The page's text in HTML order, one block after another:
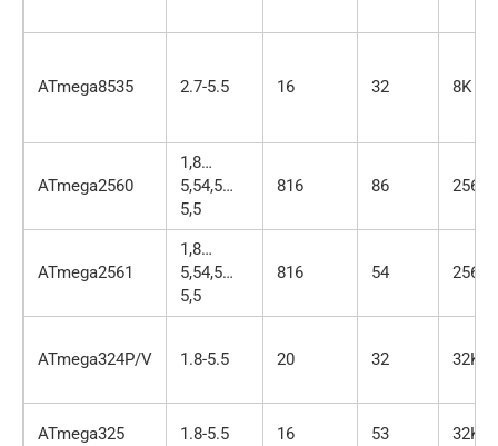
ATmega8535 2.7-5.5 16 32 8K
ATmega2560
1,8…
5,54,5…
5,5
816 86 256K
ATmega2561
1,8…
5,54,5…
5,5
816 54 256K
ATmega324P/V 1.8-5.5 20 32 32K
ATmega325 1.8-5.5 16 53 32K